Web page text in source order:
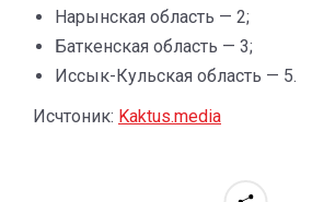
Нарынская область — 2;
Баткенская область — 3;
Иссык-Кульская область — 5.
Исчтоник: Kaktus.media